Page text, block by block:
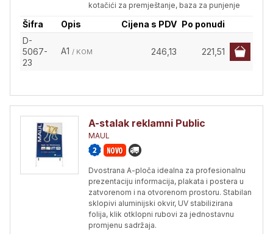
kotačići za premještanje, baza za punjenje
Šifra Opis Cijena s PDV Po ponudi
D-
5067-
23
A1 / KOM 246,13 221,51
A-stalak reklamni Public
MAUL
Dvostrana A-ploča idealna za profesionalnu
prezentaciju informacija, plakata i postera u
zatvorenom i na otvorenom prostoru. Stabilan
sklopivi aluminijski okvir, UV stabilizirana
folija, klik otklopni rubovi za jednostavnu
promjenu sadržaja.